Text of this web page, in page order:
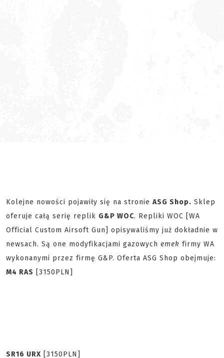
Kolejne nowości pojawiły się na stronie ASG Shop. Sklep
oferuje całą serię replik G&P WOC. Repliki WOC [WA
Official Custom Airsoft Gun] opisywaliśmy już dokładnie w
newsach. Są one modyfikacjami gazowych emek firmy WA
wykonanymi przez firmę G&P. Oferta ASG Shop obejmuje:
M4 RAS [3150PLN]
SR16 URX [3150PLN]